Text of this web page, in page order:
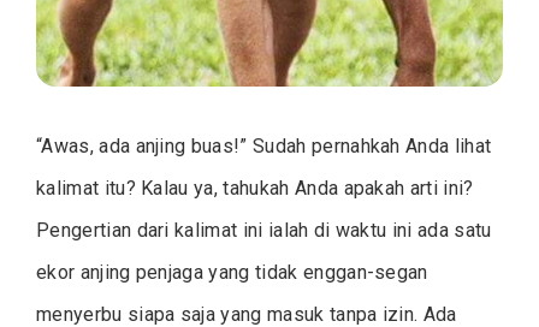
“Awas, ada anjing buas!” Sudah pernahkah Anda lihat
kalimat itu? Kalau ya, tahukah Anda apakah arti ini?
Pengertian dari kalimat ini ialah di waktu ini ada satu
ekor anjing penjaga yang tidak enggan-segan
menyerbu siapa saja yang masuk tanpa izin. Ada